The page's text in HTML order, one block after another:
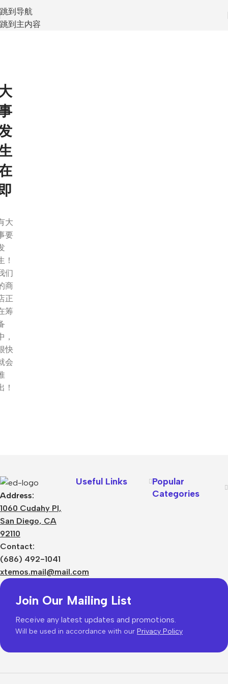
跳到导航
跳到主内容
大
要
！
们
商
正
筹
，
快
会
！
Address:
1060 Cudahy Pl,
San Diego, CA
92110
Contact:
(686) 492-1041
xtemos.mail@mail.com
Useful Links
Popular
Categories
Join Our Mailing List
Receive any latest updates and promotions.
Will be used in accordance with our Privacy Policy